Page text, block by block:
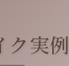
ク実例